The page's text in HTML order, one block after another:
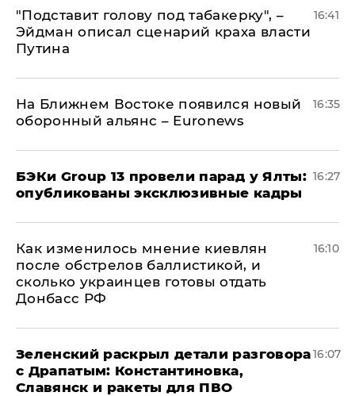
​"Подставит голову под табакерку", –
Эйдман описал сценарий краха власти
Путина
16:41
На Ближнем Востоке появился новый
оборонный альянс – Euronews
16:35
​БЭКи Group 13 провели парад у Ялты:
опубликованы эксклюзивные кадры
16:27
Как изменилось мнение киевлян
после обстрелов баллистикой, и
сколько украинцев готовы отдать
Донбасс РФ
16:10
​Зеленский раскрыл детали разговора
с Драпатым: Константиновка,
Славянск и ракеты для ПВО
16:07